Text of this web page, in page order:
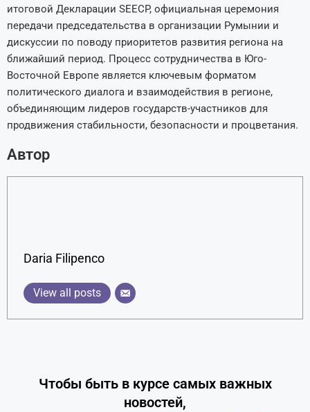
итоговой Декларации SEECP, официальная церемония
передачи председательства в организации Румынии и
дискуссии по поводу приоритетов развития региона на
ближайший период. Процесс сотрудничества в Юго-
Восточной Европе является ключевым форматом
политического диалога и взаимодействия в регионе,
объединяющим лидеров государств-участников для
продвижения стабильности, безопасности и процветания.
Автор
Daria Filipenco
View all posts
Чтобы быть в курсе самых важных
новостей,